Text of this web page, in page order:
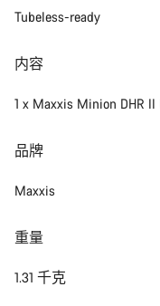
Tubeless-ready
内容
1 x Maxxis Minion DHR II
品牌
Maxxis
重量
1.31 千克